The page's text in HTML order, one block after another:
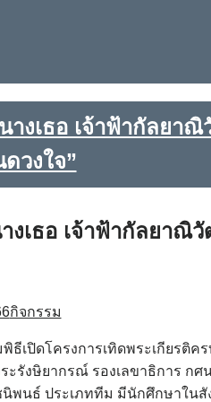
างเธอ เจ้าฟ้ากัลย
วงใจ”
งเธอ เจ้าฟ้ากัลยา
กิจกรรม
ปิดโครงการเทิดพระเกียรติคร
รังษิยากรณ์ รองเลขาธิการ ก
พนธ์ ประเภททีม มีนักศึกษาในสั